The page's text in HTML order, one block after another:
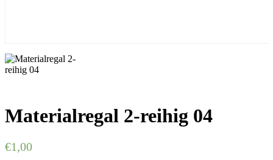
Materialregal 2-reihig 04
€1,00